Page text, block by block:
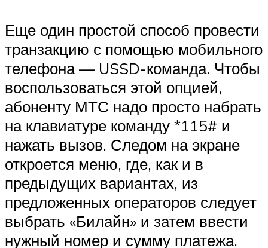
Еще один простой способ провести
транзакцию с помощью мобильного
телефона — USSD-команда. Чтобы
воспользоваться этой опцией,
абоненту МТС надо просто набрать
на клавиатуре команду *115# и
нажать вызов. Следом на экране
откроется меню, где, как и в
предыдущих вариантах, из
предложенных операторов следует
выбрать «Билайн» и затем ввести
нужный номер и сумму платежа.